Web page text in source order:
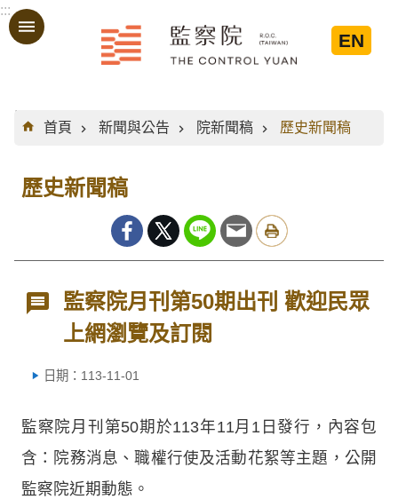
跳到主要內容區塊
:::
EN
:::
首頁
新聞與公告 院新聞稿 歷史新聞稿
歷史新聞稿
監察院月刊第50期出刊 歡迎民眾
上網瀏覽及訂閱
日期：113-11-01
監察院月刊第50期於113年11月1日發行，內容包
含：院務消息、職權行使及活動花絮等主題，公開
監察院近期動態。